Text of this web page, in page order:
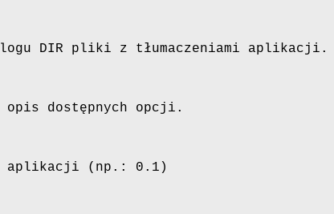
DIR pliki z tłumaczeniami aplikacji.
dostępnych opcji.
aplikacji (np.: 0.1)